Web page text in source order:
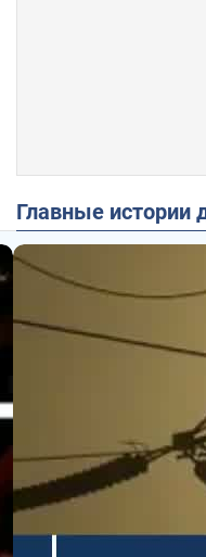
Главные истории